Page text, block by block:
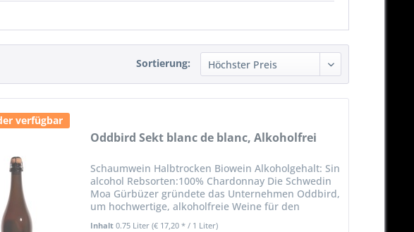
Sortierung:
verfügbar
Oddbird Sekt blanc de blanc, Alkoholfrei
Schaumwein Halbtrocken Biowein Alkoholgehalt: Sin
alcohol Rebsorten:100% Chardonnay Die Schwedin
Moa Gürbüzer gründete das Unternehmen Oddbird,
um hochwertige, alkoholfreie Weine für den
Inhalt0.75 Liter(€ 17,20 * / 1 Liter)